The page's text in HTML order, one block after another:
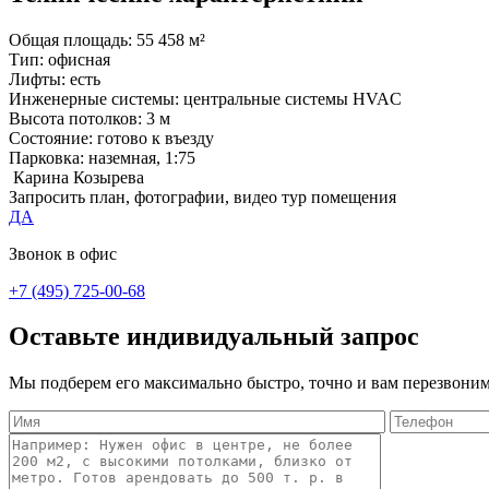
Общая площадь: 55 458 м²
Тип: офисная
Лифты: есть
Инженерные системы: центральные системы HVAC
Высота потолков: 3 м
Состояние: готово к въезду
Парковка: наземная, 1:75
Карина Козырева
Запросить план, фотографии, видео тур помещения
ДА
Звонок в офис
+7 (495) 725-00-68
Оставьте индивидуальный запрос
Мы подберем его максимально быстро, точно и вам